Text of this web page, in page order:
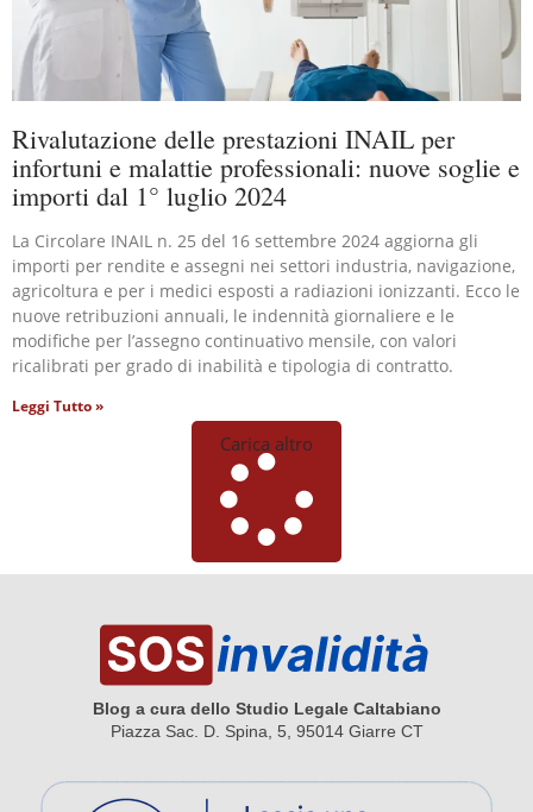
Rivalutazione delle prestazioni INAIL per
infortuni e malattie professionali: nuove soglie e
importi dal 1° luglio 2024
La Circolare INAIL n. 25 del 16 settembre 2024 aggiorna gli
importi per rendite e assegni nei settori industria, navigazione,
agricoltura e per i medici esposti a radiazioni ionizzanti. Ecco le
nuove retribuzioni annuali, le indennità giornaliere e le
modifiche per l’assegno continuativo mensile, con valori
ricalibrati per grado di inabilità e tipologia di contratto.
Leggi Tutto »
Carica altro
Blog a cura dello Studio Legale Caltabiano
Piazza Sac. D. Spina, 5, 95014 Giarre CT